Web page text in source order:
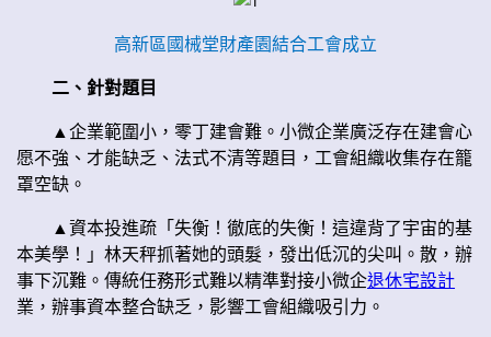
高新區國械堂財產園結合工會成立
二、針對題目
▲企業範圍小，零丁建會難。小微企業廣泛存在建會心
愿不強、才能缺乏、法式不清等題目，工會組織收集存在籠
罩空缺。
▲資本投進疏「失衡！徹底的失衡！這違背了宇宙的基
本美學！」林天秤抓著她的頭髮，發出低沉的尖叫。散，辦
事下沉難。傳統任務形式難以精準對接小微企退休宅設計
業，辦事資本整合缺乏，影響工會組織吸引力。